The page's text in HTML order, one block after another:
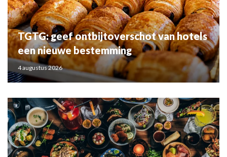
TGTG: geef ontbijtoverschot van hotels
een nieuwe bestemming
4 augustus 2026